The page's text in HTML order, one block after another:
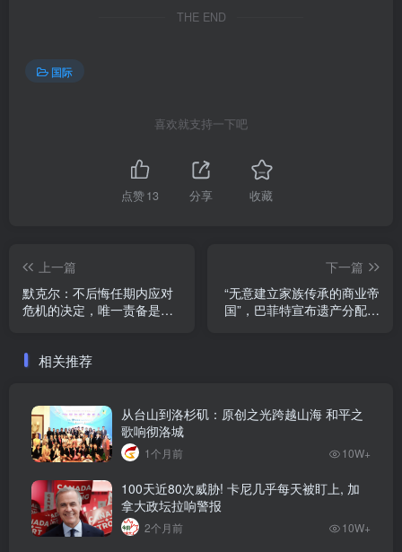
THE END
国际
喜欢就支持一下吧
点赞13 分享 收藏
上一篇
默克尔：不后悔任期内应对
危机的决定，唯一责备是未
下一篇
“无意建立家族传承的商业帝
国”，巴菲特宣布遗产分配细
相关推荐
从台山到洛杉矶：原创之光跨越山海 和平之
歌响彻洛城
1个月前 10W+
100天近80次威胁! 卡尼几乎每天被盯上, 加
拿大政坛拉响警报
2个月前 10W+